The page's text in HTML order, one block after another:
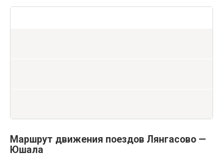
Маршрут движения поездов Лянгасово —
Юшала